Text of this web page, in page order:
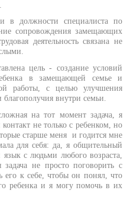
в должности специалиста по
сопровождения замещающих
деятельность связана не
цель - создание условий
в замещающей семье и
работы, с целью улучшения
внутри семьи.
на тот момент задача, я
не только с ребенком, но
старше меня и годится мне
для себя: да, я общительный
с людьми любого возраста,
не просто поговорить с
его к себе, чтобы он понял, что
ребенка и я могу помочь в их